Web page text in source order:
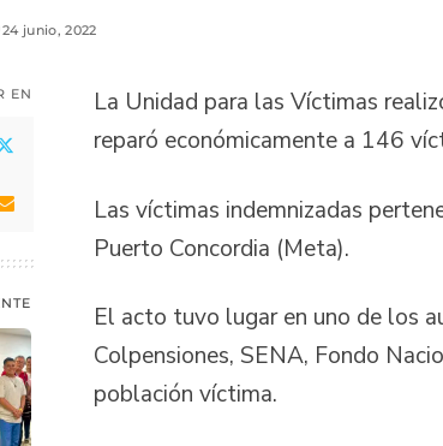
24 junio, 2022
EN
La Unidad para las Víctimas
reparó económicamente a 146
Las víctimas indemnizadas
Puerto Concordia (Meta).
El acto tuvo lugar en uno de los
Colpensiones, SENA, Fondo
población víctima.